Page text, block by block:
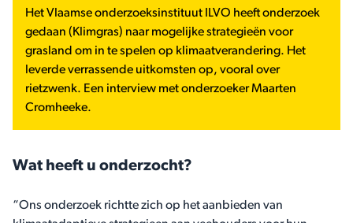
Het Vlaamse onderzoeksinstituut ILVO heeft onderzoek
gedaan (Klimgras) naar mogelijke strategieën voor
grasland om in te spelen op klimaatverandering. Het
leverde verrassende uitkomsten op, vooral over
rietzwenk. Een interview met onderzoeker Maarten
Cromheeke.
Wat heeft u onderzocht?
“Ons onderzoek richtte zich op het aanbieden van
Nieuws & Events
Verkooppunten